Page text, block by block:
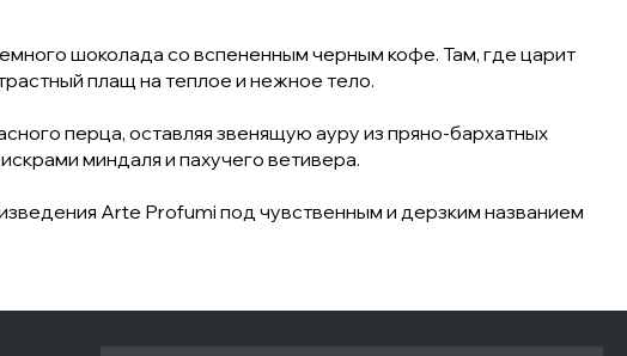
шоколада со вспененным черным кофе. Там, где царит
плащ на теплое и нежное тело.
перца, оставляя звенящую ауру из пряно-бархатных
миндаля и пахучего ветивера.
Arte Profumi под чувственным и дерзким названием